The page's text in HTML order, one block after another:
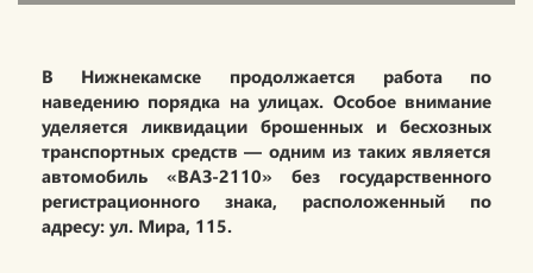
В Нижнекамске продолжается работа по
наведению порядка на улицах. Особое внимание
уделяется ликвидации брошенных и бесхозных
транспортных средств — одним из таких является
автомобиль «ВАЗ-2110» без государственного
регистрационного знака, расположенный по
адресу: ул. Мира, 115.